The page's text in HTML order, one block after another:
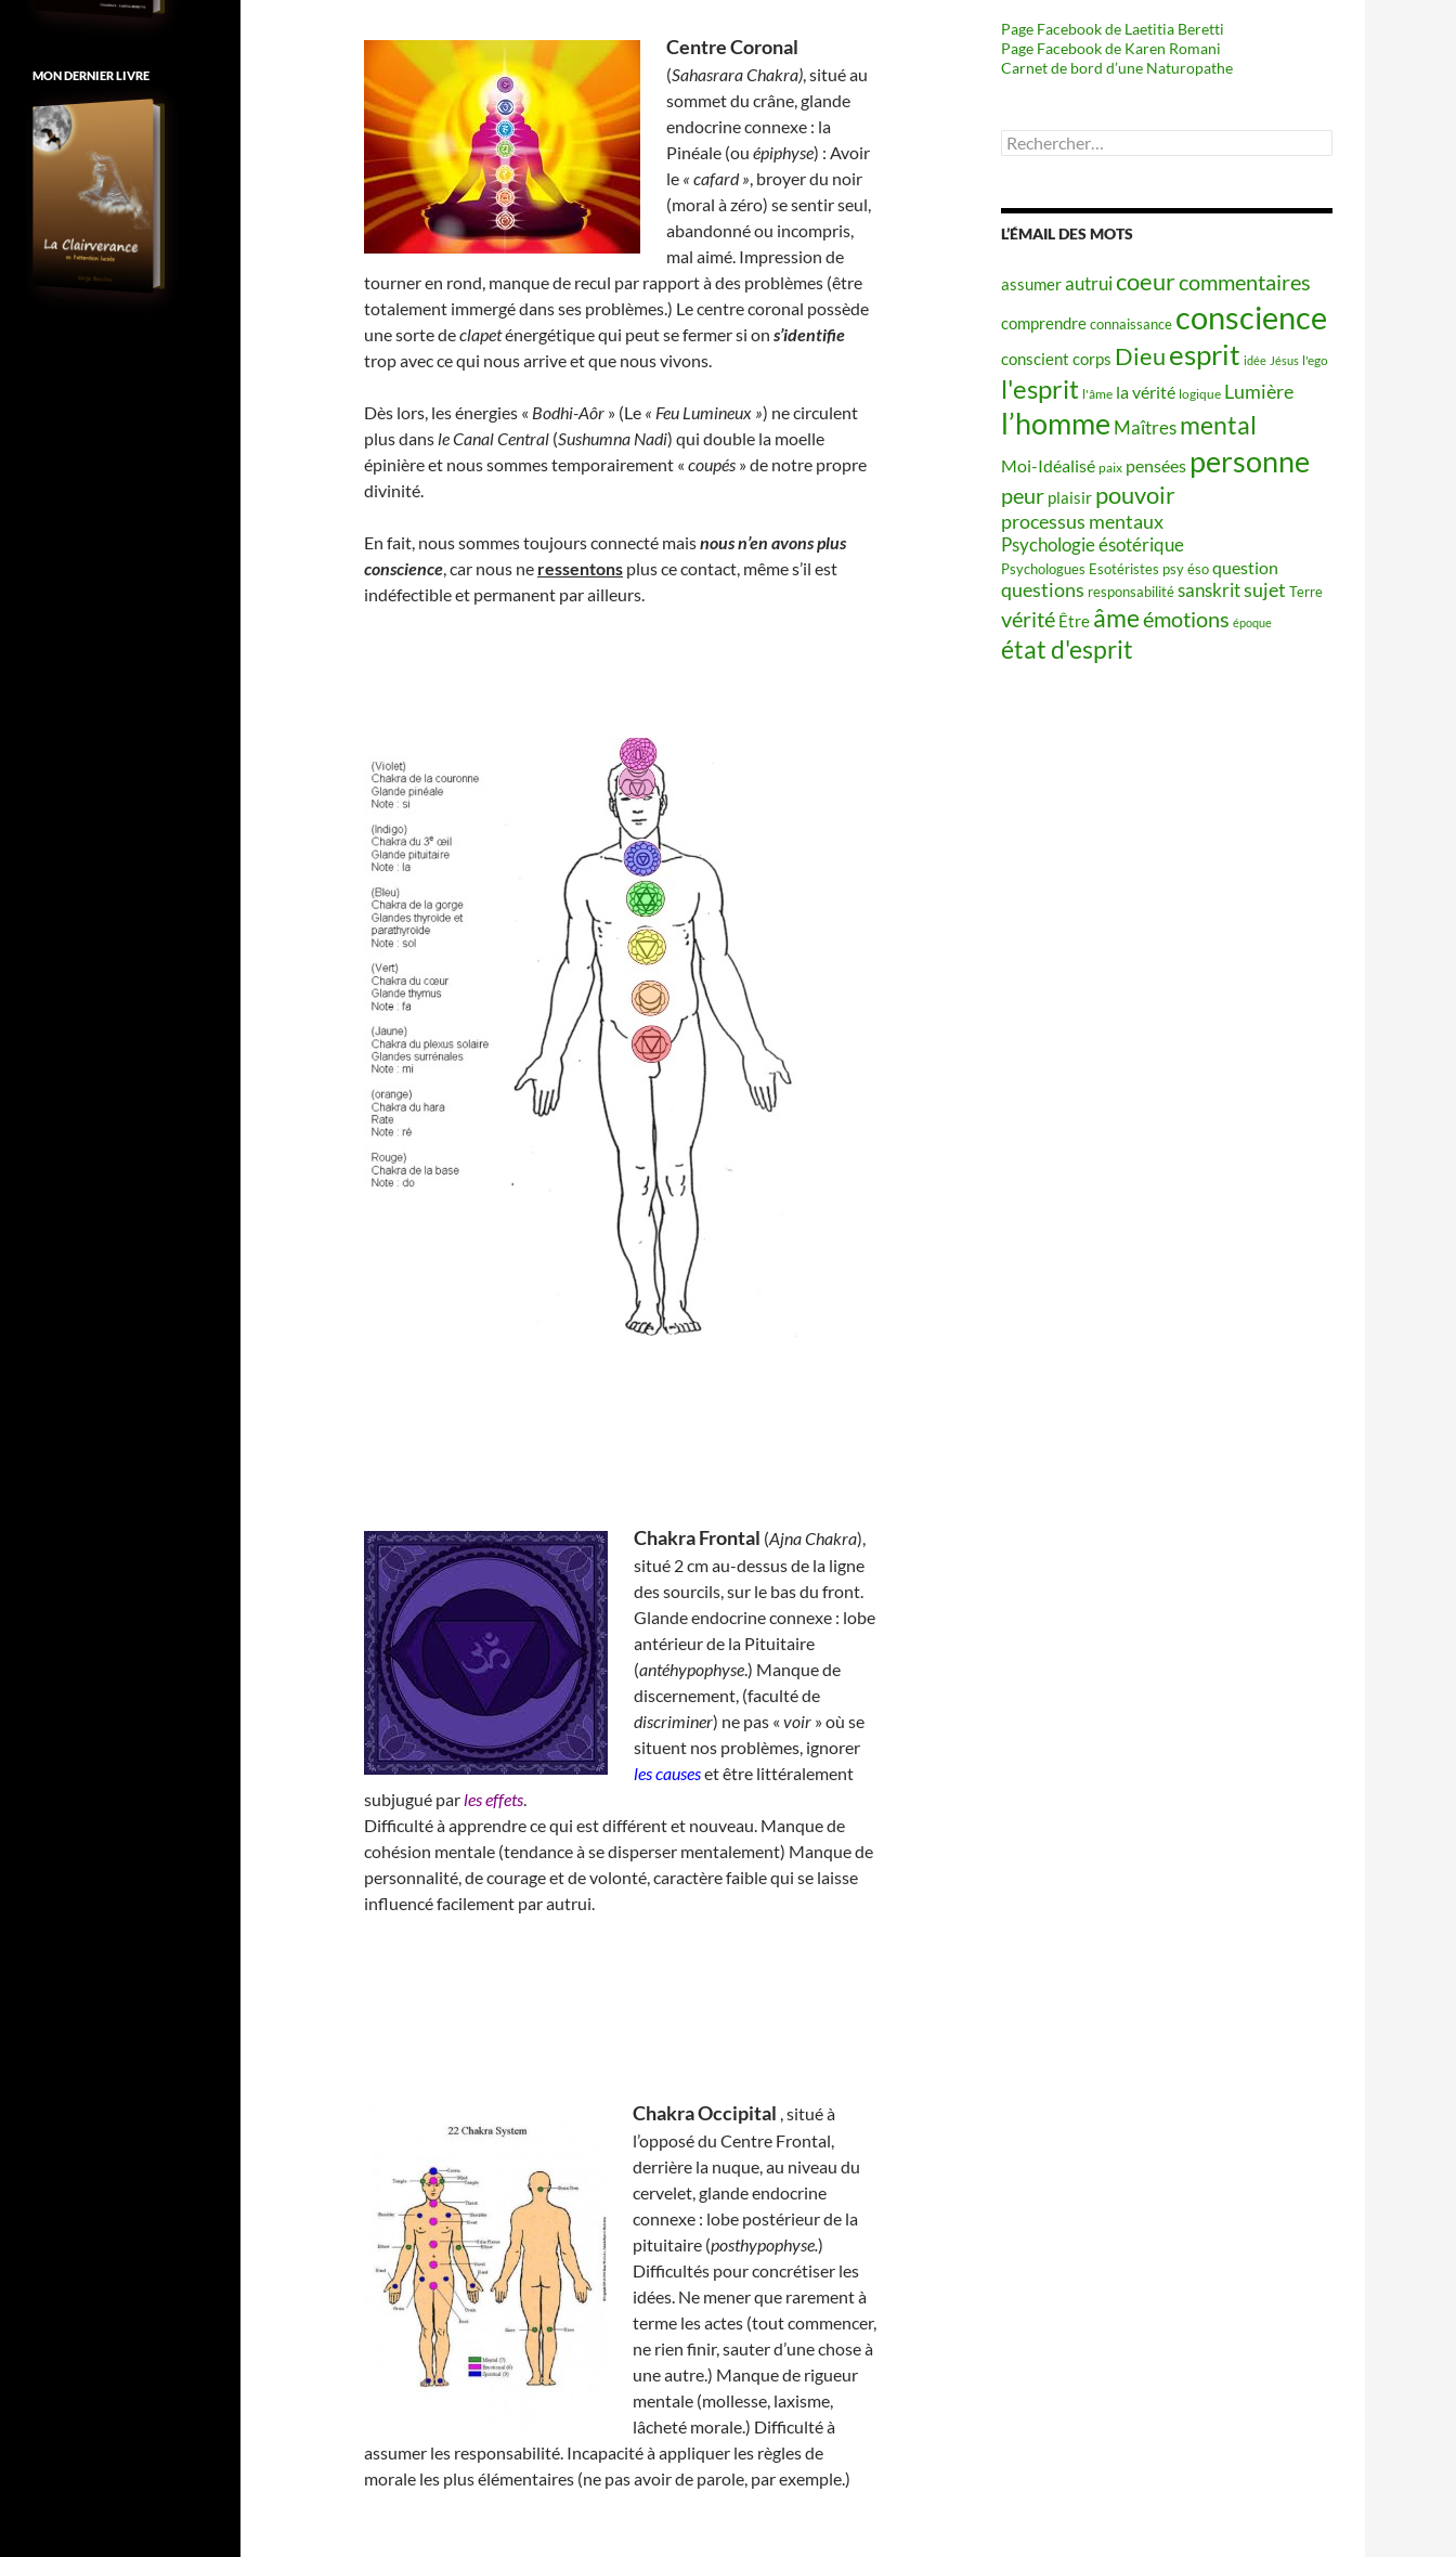
Centre Coronal
(Sahasrara Chakra), situé au
sommet du crâne, glande
endocrine connexe : la
Pinéale (ou épiphyse) : Avoir
le « cafard », broyer du noir
(moral à zéro) se sentir seul,
abandonné ou incompris,
mal aimé. Impression de
tourner en rond, manque de recul par rapport à des problèmes (être
totalement immergé dans ses problèmes.) Le centre coronal possède
une sorte declapeténergétique qui peut se fermer si on s’identifie
trop avec ce qui nous arrive et que nous vivons.
Dès lors, les énergies « Bodhi-Aôr » (Le « Feu Lumineux ») ne circulent
plus dans le Canal Central (Sushumna Nadi) qui double la moelle
épinière et nous sommes temporairement « coupés » de notre propre
divinité.
En fait, nous sommes toujours connecté maisnous n’en avons plus
conscience, car nous ne ressentons plus ce contact, même s’il est
indéfectible et permanent par ailleurs.
Chakra Frontal (Ajna Chakra),
situé 2 cm au-dessus de la ligne
des sourcils, sur le bas du front.
Glande endocrine connexe : lobe
antérieur de la Pituitaire
(antéhypophyse.) Manque de
discernement, (faculté de
discriminer) ne pas « voir » où se
situent nos problèmes, ignorer
les causeset être littéralement
subjugué parles effets.
Difficulté à apprendre ce qui est différent et nouveau. Manque de
cohésion mentale (tendance à se disperser mentalement) Manque de
personnalité, de courage et de volonté, caractère faible qui se laisse
influencé facilement par autrui.
Chakra Occipital , situé à
l’opposé du Centre Frontal,
derrière la nuque, au niveau du
cervelet, glande endocrine
connexe : lobe postérieur de la
pituitaire (posthypophyse.)
Difficultés pour concrétiser les
idées. Ne mener que rarement à
terme les actes (tout commencer,
ne rien finir, sauter d’une chose à
une autre.) Manque de rigueur
mentale (mollesse, laxisme,
lâcheté morale.) Difficulté à
assumer les responsabilité. Incapacité à appliquer les règles de
morale les plus élémentaires (ne pas avoir de parole, par exemple.)
Page Facebook de Laetitia Beretti
Page Facebook de Karen Romani
Carnet de bord d’une Naturopathe
Rechercher :
L’ÉMAIL DES MOTS
assumerautruicoeurcommentaires
comprendreconnaissance conscience
conscient corps Dieuesprit idée Jésus l'ego
l'esprit l'âme la vérité logique Lumière
l’homme Maîtres mental
Moi-Idéalisé paix pensées personne
peur plaisir pouvoir
processus mentaux
Psychologie ésotérique
Psychologues Esotéristes psy ésoquestion
questions responsabilitésanskritsujet Terre
vérité Être âmeémotions époque
état d'esprit
MON DERNIER LIVRE